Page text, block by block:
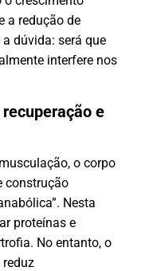
a redução de
dúvida: será que
interfere nos
e
o corpo
construção
Nesta
proteínas e
No entanto, o